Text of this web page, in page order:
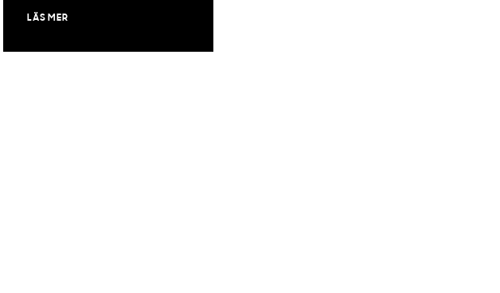
LÄS MER